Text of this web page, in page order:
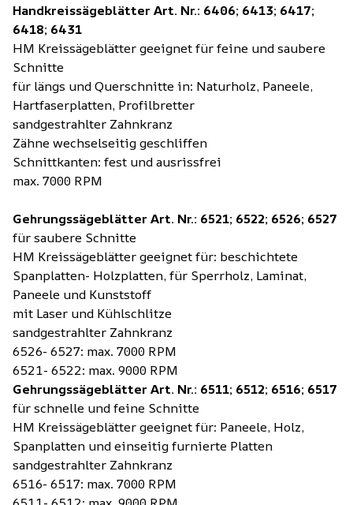
Handkreissägeblätter Art. Nr.: 6406; 6413; 6417;
6418; 6431
HM Kreissägeblätter geeignet für feine und saubere
Schnitte
für längs und Querschnitte in: Naturholz, Paneele,
Hartfaserplatten, Profilbretter
sandgestrahlter Zahnkranz
Zähne wechselseitig geschliffen
Schnittkanten: fest und ausrissfrei
max. 7000 RPM
Gehrungssägeblätter Art. Nr.: 6521; 6522; 6526; 6527
für saubere Schnitte
HM Kreissägeblätter geeignet für: beschichtete
Spanplatten- Holzplatten, für Sperrholz, Laminat,
Paneele und Kunststoff
mit Laser und Kühlschlitze
sandgestrahlter Zahnkranz
6526- 6527: max. 7000 RPM
6521- 6522: max. 9000 RPM
Gehrungssägeblätter Art. Nr.: 6511; 6512; 6516; 6517
für schnelle und feine Schnitte
HM Kreissägeblätter geeignet für: Paneele, Holz,
Spanplatten und einseitig furnierte Platten
sandgestrahlter Zahnkranz
6516- 6517: max. 7000 RPM